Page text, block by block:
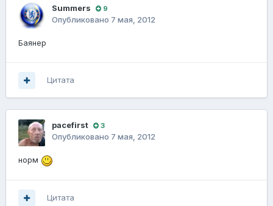
Summers 9
Опубликовано 7 мая, 2012
Баянер
Цитата
pacefirst 3
Опубликовано 7 мая, 2012
норм
Цитата